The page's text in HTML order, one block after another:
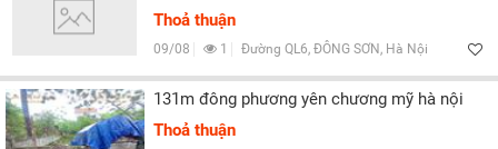
Thoả thuận
09/08 1 Đường QL6, ĐÔNG SƠN, Hà Nội
131m đông phương yên chương mỹ hà nội
Thoả thuận